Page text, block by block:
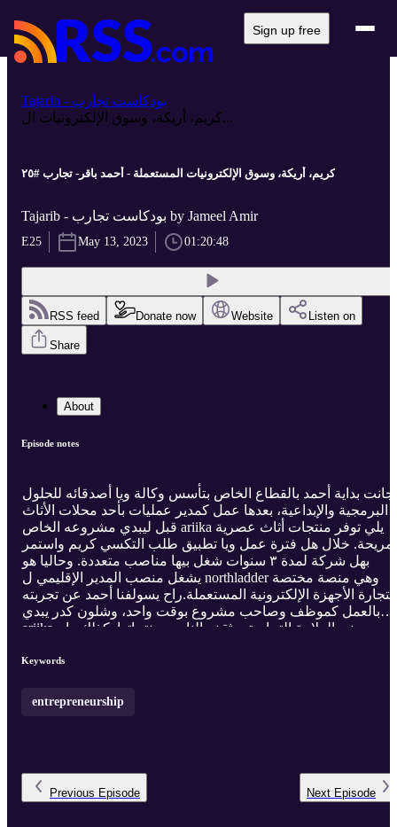
Sign up free
Tajarib - بودكاست تجارب
كريم، أريكة، وسوق الإلكترونيات ال...
كريم، أريكة، وسوق الإلكترونيات المستعملة - أحمد باقر- تجارب #٢٥
Tajarib - بودكاست تجارب by Jameel Amir
E25 May 13, 2023 01:20:48
RSS feed Donate now Website Listen on
Share
About
Episode notes
جانت بداية أحمد بالقطاع الخاص بتأسس وكالة ويا أصدقائه للحلول
البرمجية والإبداعية، بعدها عمل كمدير عمليات بأحد محلات الأثاث
قبل ليبدي مشروعه الخاص ariika يلي توفر منتجات أثاث عصرية
خلال هل فترة عمل ويا تطبيق طلب التكسي كريم واستمر
بهل شركة لمدة ٣ سنوات شغل بيها مناصب متعددة. وحاليا هو
يشغل منصب المدير الإقليمي ل northladder وهي منصة مختصة
بتجارة الأجهزة الإلكترونية المستعملة.راح يسولفنا أحمد عن تجربته
بالعمل كموظف وصاحب مشروع بوقت واحد، وشلون كدر يبدي
ariika ويبني العلامة التجارية ويثقف الناس بمنتجاتها. كذلك راح
يدير مشروعه وشنو التجارب المميزة يلي مر بيها خلال عمله. وراها
Keywords
entrepreneurship
Previous Episode Next Episode